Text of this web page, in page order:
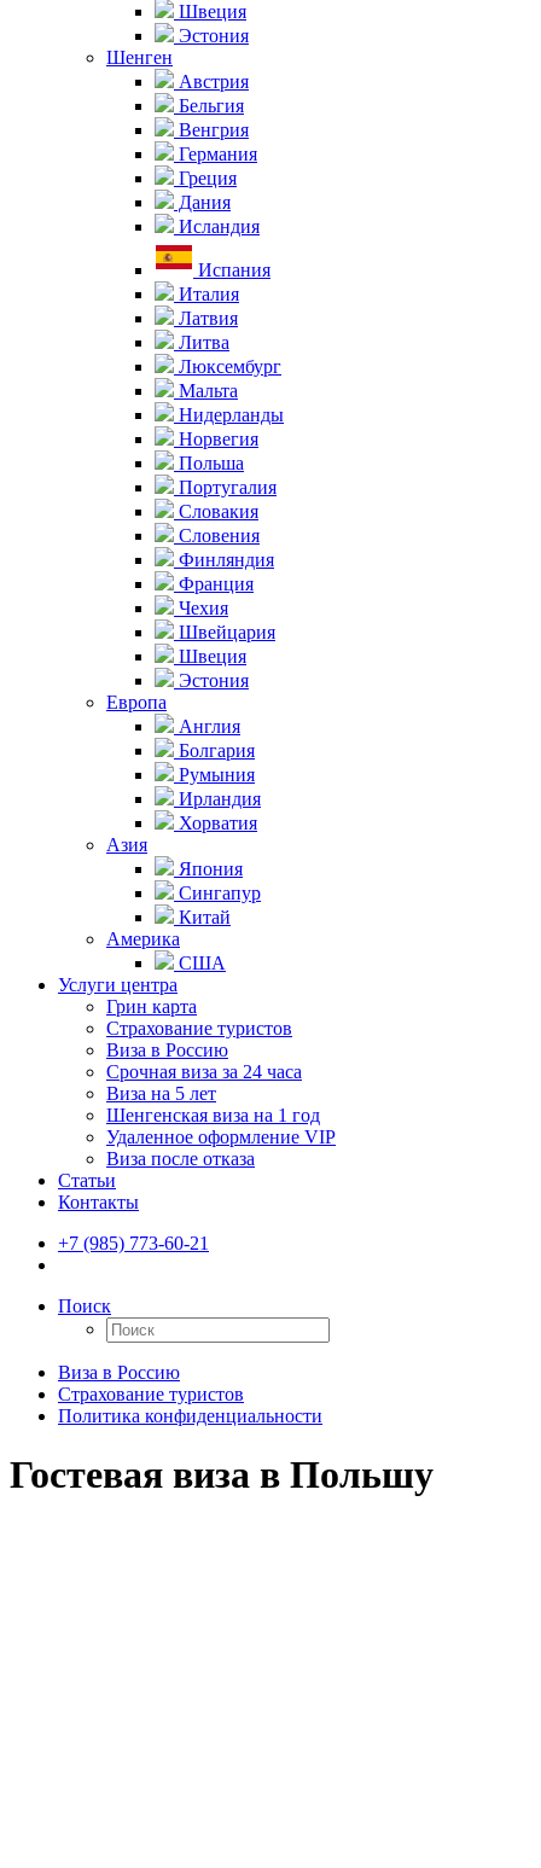
Швеция
Эстония
Шенген
Австрия
Бельгия
Венгрия
Германия
Греция
Дания
Исландия
Испания
Италия
Латвия
Литва
Люксембург
Мальта
Нидерланды
Норвегия
Польша
Португалия
Словакия
Словения
Финляндия
Франция
Чехия
Швейцария
Швеция
Эстония
Европа
Англия
Болгария
Румыния
Ирландия
Хорватия
Азия
Япония
Сингапур
Китай
Америка
США
Услуги центра
Грин карта
Страхование туристов
Виза в Россию
Срочная виза за 24 часа
Виза на 5 лет
Шенгенская виза на 1 год
Удаленное оформление VIP
Виза после отказа
Статьи
Контакты
+7 (985) 773-60-21
Поиск
Виза в Россию
Страхование туристов
Политика конфиденциальности
Гостевая виза в Польшу